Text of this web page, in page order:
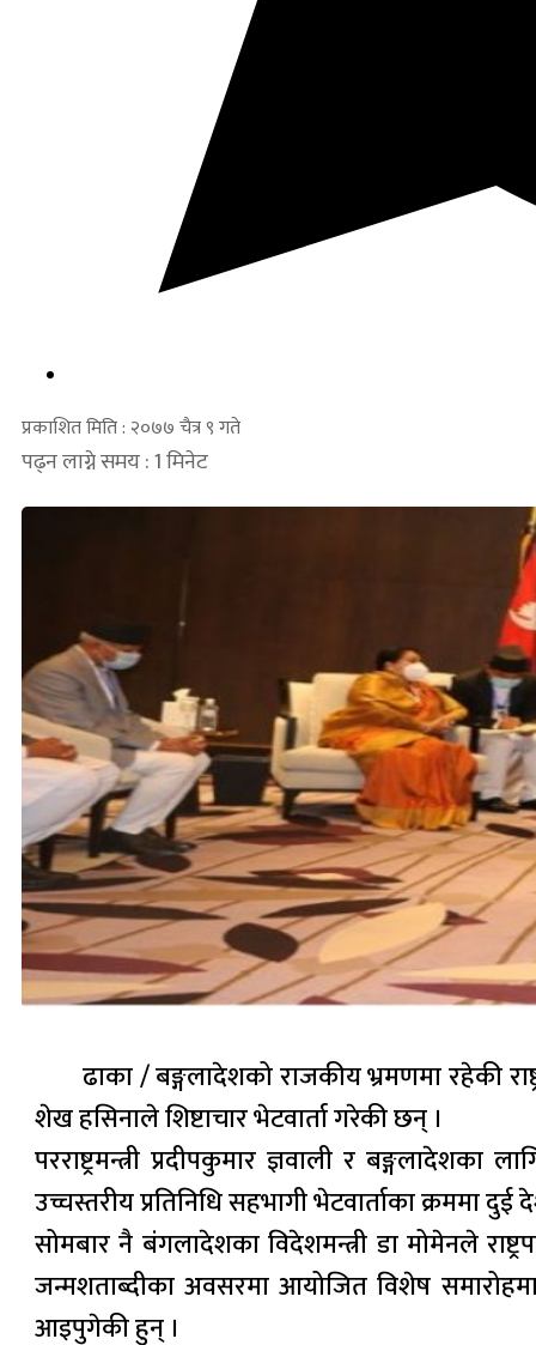
प्रकाशित मिति : २०७७ चैत्र ९ गते
पढ्न लाग्ने समय : 1 मिनेट
ढाका / बङ्गलादेशको राजकीय भ्रमणमा रहेकी
शेख हसिनाले शिष्टाचार भेटवार्ता गरेकी छन् ।
परराष्ट्रमन्त्री प्रदीपकुमार ज्ञवाली र
उच्चस्तरीय प्रतिनिधि सहभागी भेटवार्ताका क्रममा
सोमबार नै बंगलादेशका विदेशमन्त्री डा मोमेनले
जन्मशताब्दीका अवसरमा आयोजित विशेष समारोहमा
आइपुगेकी हुन् ।